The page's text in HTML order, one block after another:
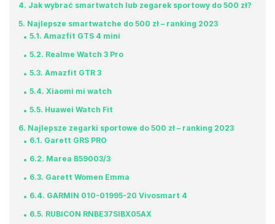
4 Jak wybrać smartwatch lub zegarek sportowy do 500 zł?
5 Najlepsze smartwatche do 500 zł – ranking 2023
5.1 Amazfit GTS 4 mini
5.2 Realme Watch 3 Pro
5.3 Amazfit GTR 3
5.4 Xiaomi mi watch
5.5 Huawei Watch Fit
6 Najlepsze zegarki sportowe do 500 zł – ranking 2023
6.1 Garett GRS PRO
6.2 Marea B59003/3
6.3 Garett Women Emma
6.4 GARMIN 010-01995-20 Vivosmart 4
6.5 RUBICON RNBE37SIBX05AX